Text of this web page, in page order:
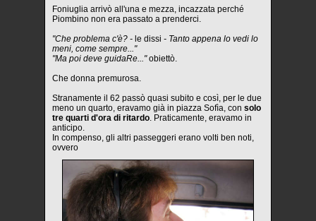
Foniuglia arrivò all'una e mezza, incazzata perché
Piombino non era passato a prenderci.
"Che problema c'è? - le dissi - Tanto appena lo vedi lo
meni, come sempre..."
"Ma poi deve guidaRe..."obiettò.
Che donna premurosa.
Stranamente il 62 passò quasi subito e così, per le due
meno un quarto, eravamo già in piazza Sofìa, con solo
tre quarti d'ora di ritardo. Praticamente, eravamo in
anticipo.
In compenso, gli altri passeggeri erano volti ben noti,
ovvero